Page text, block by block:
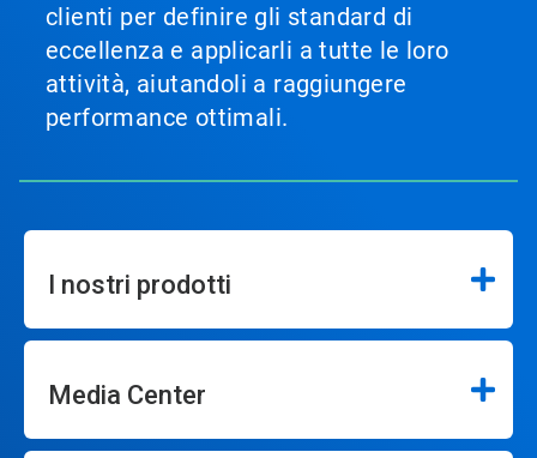
clienti per definire gli standard di
eccellenza e applicarli a tutte le loro
attività, aiutandoli a raggiungere
performance ottimali.
I nostri prodotti
Media Center